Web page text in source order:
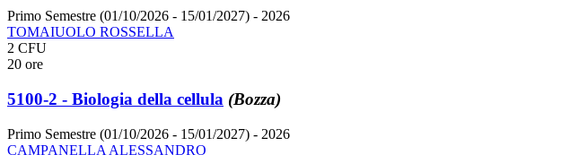
Primo Semestre (01/10/2026 - 15/01/2027) - 2026
TOMAIUOLO ROSSELLA
2 CFU
20 ore
5100-2 - Biologia della cellula (Bozza)
Primo Semestre (01/10/2026 - 15/01/2027) - 2026
CAMPANELLA ALESSANDRO